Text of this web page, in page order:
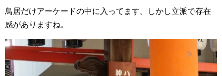
鳥居だけアーケードの中に入ってます。しかし立派で存在
感がありますね。